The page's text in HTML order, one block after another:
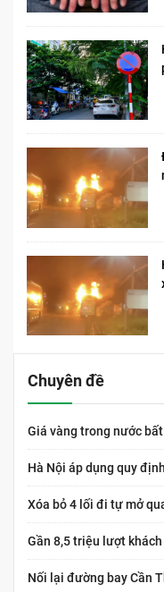
Chuyên đề
Giá vàng trong nước
Hà Nội áp dụng quy
Xóa bỏ 4 lối đi tự mở
Gần 8,5 triệu lượt
Nối lại đường bay Cần